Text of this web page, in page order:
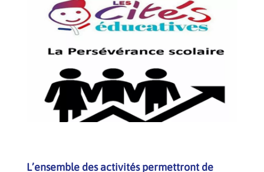
L’ensemble des activités permettront de